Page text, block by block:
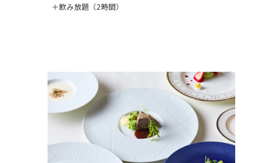
＋飲み放題（2時間）